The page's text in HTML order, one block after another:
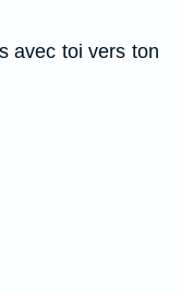
avec toi vers ton